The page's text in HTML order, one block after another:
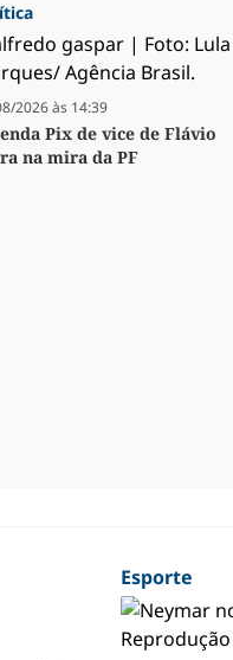
2026 às 14:39
Pix de vice de Flávio
na mira da PF
Esporte